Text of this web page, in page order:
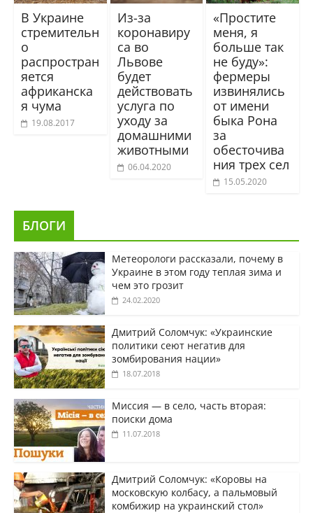
В Украине
стремительн
о
распростран
яется
африканска
я чума
19.08.2017
Из-за
коронавиру
са во
Львове
будет
действовать
услуга по
уходу за
домашними
животными
06.04.2020
«Простите
меня, я
больше так
не буду»:
фермеры
извинялись
от имени
быка Рона
за
обесточива
ния трех сел
15.05.2020
БЛОГИ
Метеорологи рассказали, почему в
Украине в этом году теплая зима и
чем это грозит
24.02.2020
Дмитрий Соломчук: «Украинские
политики сеют негатив для
зомбирования нации»
18.07.2018
Миссия — в село, часть вторая:
поиски дома
11.07.2018
Дмитрий Соломчук: «Коровы на
московскую колбасу, а пальмовый
комбижир на украинский стол»